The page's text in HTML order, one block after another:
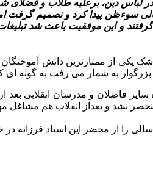
دین، برعلیه طلاب و فضلاى
سوءظن پیدا کرد و تصمیم گرفت
و این موفقیت باعث شد
بزرگوار به شمار مى رفت به گونه
سایر فاضلان و مدرسان انقلابى
نشد و بعداز انقلاب هم
را از محضر این استاد فرزانه در